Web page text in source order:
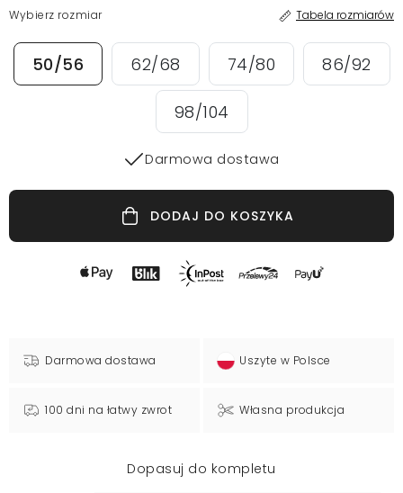
Wybierz rozmiar Tabela rozmiarów
50/56 62/68 74/80 86/92
98/104
Darmowa dostawa
DODAJ DO KOSZYKA
Darmowa dostawa Uszyte w Polsce
100 dni na łatwy zwrot Własna produkcja
Dopasuj do kompletu